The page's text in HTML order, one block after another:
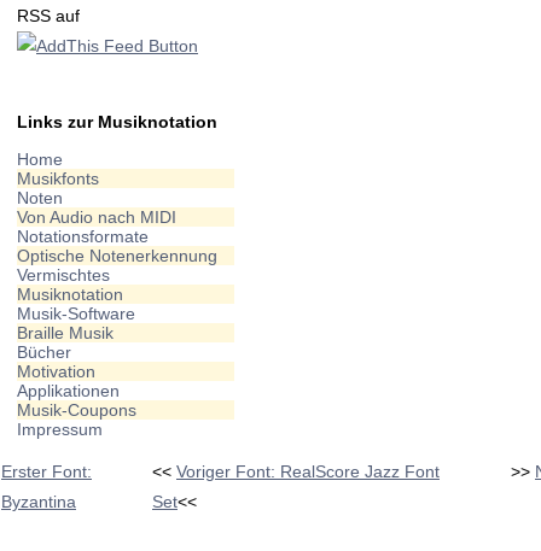
RSS auf
Links zur Musiknotation
Home
Musikfonts
Noten
Von Audio nach MIDI
Notationsformate
Optische Notenerkennung
Vermischtes
Musiknotation
Musik-Software
Braille Musik
Bücher
Motivation
Applikationen
Musik-Coupons
Impressum
Erster Font:
Byzantina
<< Voriger Font: RealScore Jazz Font
Set<<
>>